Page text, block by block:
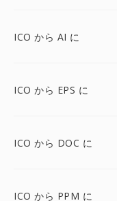
ICO から AI に
ICO から EPS に
ICO から DOC に
ICO から PPM に